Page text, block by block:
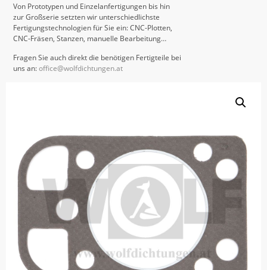
Von Prototypen und Einzelanfertigungen bis hin
zur Großserie setzten wir unterschiedlichste
Fertigungstechnologien für Sie ein: CNC-Plotten,
CNC-Fräsen, Stanzen, manuelle Bearbeitung…
Fragen Sie auch direkt die benötigen Fertigteile bei
uns an:office@wolfdichtungen.at